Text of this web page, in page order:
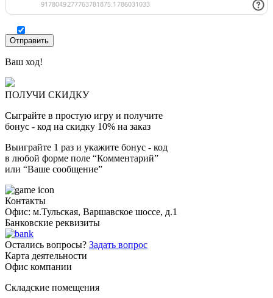
Ваш ход!
ПОЛУЧИ СКИДКУ
Сыграйте в простую игру и получите
бонус - код на скидку 10% на заказ
Выиграйте 1 раз и укажите бонус - код
в любой форме поле “Комментарий”
или “Ваше сообщение”
Контакты
Офис: м.Тульская, Варшавское шоссе, д.1
Банковские реквизиты
Остались вопросы? Задать вопрос
Карта деятельности
Офис компании
Складские помещения